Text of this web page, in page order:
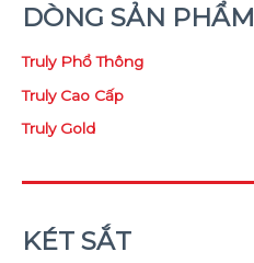
DÒNG SẢN PHẨM
Truly Phổ Thông
Truly Cao Cấp
Truly Gold
KÉT SẮT